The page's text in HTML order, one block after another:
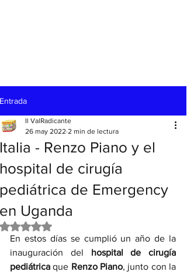
Entrada
Italia - Renzo Piano y el
hospital de cirugía
pediátrica de Emergency
en Uganda
Il ValRadicante
26 may 2022 2 min de lectura
Obtuvo NaN de 5 estrellas.
En estos días se cumplió un año de la
inauguración del hospital de cirugía
pediátrica que Renzo Piano, junto con la